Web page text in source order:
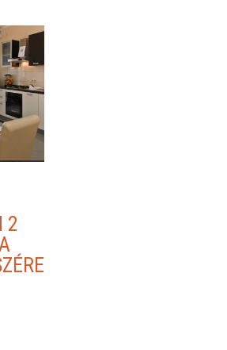
2